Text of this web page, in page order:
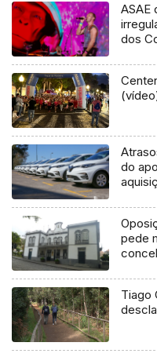
ASAE
dos
do
pede
Tiago